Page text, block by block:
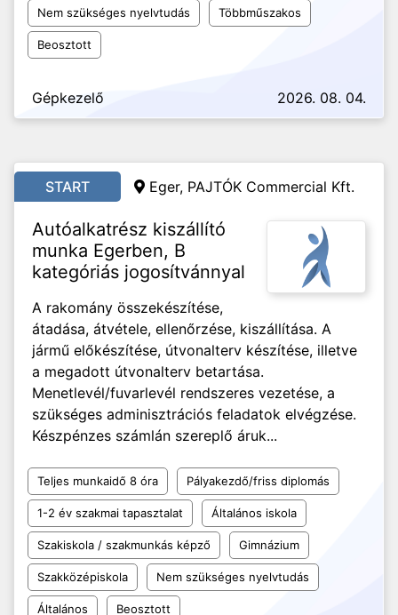
Nem szükséges nyelvtudás Többműszakos
Beosztott
Gépkezelő 2026. 08. 04.
START Eger, PAJTÓK Commercial Kft.
Autóalkatrész kiszállító
munka Egerben, B
kategóriás jogosítvánnyal
A rakomány összekészítése,
átadása, átvétele, ellenőrzése, kiszállítása. A
jármű előkészítése, útvonalterv készítése, illetve
a megadott útvonalterv betartása.
Menetlevél/fuvarlevél rendszeres vezetése, a
szükséges adminisztrációs feladatok elvégzése.
Készpénzes számlán szereplő áruk...
Teljes munkaidő 8 óra Pályakezdő/friss diplomás
1-2 év szakmai tapasztalat Általános iskola
Szakiskola / szakmunkás képző Gimnázium
Szakközépiskola Nem szükséges nyelvtudás
Általános Beosztott